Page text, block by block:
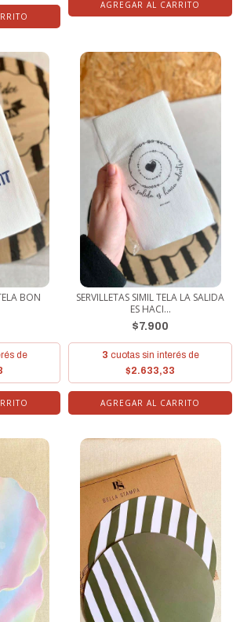
BON
de
SERVILLETAS SIMIL TELA LA SALIDA
ES HACI...
$7.900
3 cuotas sin interés de
$2.633,33